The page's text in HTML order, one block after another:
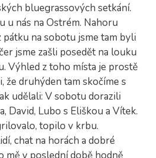
bluegrassových setkání.
u nás na Ostrém. Nahoru
pátku na sobotu jsme tam byli
jsme zašli posedět na louku
Výhled z toho místa je prostě
že druhýden tam skočíme s
udělali: V sobotu dorazili
David, Lubo s Eliškou a Vítek.
topilo v krbu.
chat na horách a dobré
mě v poslední době hodně